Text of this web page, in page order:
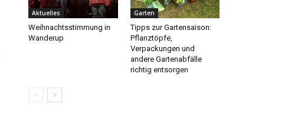
Aktuelles
Weihnachtsstimmung in
Wanderup
Garten
Tipps zur Gartensaison:
Pflanztöpfe,
Verpackungen und
andere Gartenabfälle
richtig entsorgen